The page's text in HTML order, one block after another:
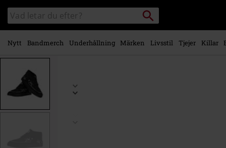
Gå till
huvudinnehåll
Sök
i
katalogen
Sök
Nytt Bandmerch Underhållning Märken Livsstil Tjejer Killar
www.emp-
p/mid-
593877.html